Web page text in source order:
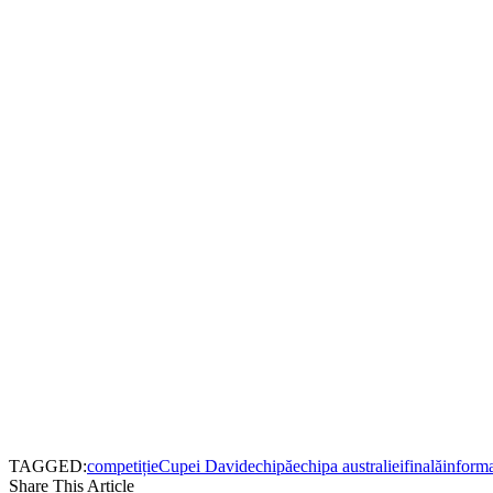
TAGGED:competițieCupei Davidechipăechipa australieifinală
Share This Article